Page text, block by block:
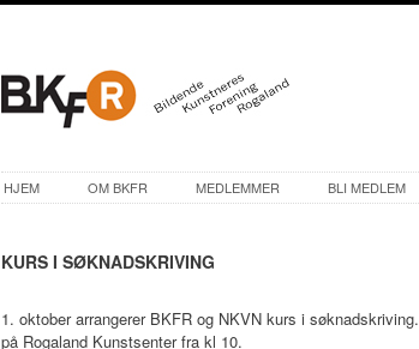
HJEM OM BKFR MEDLEMMER BLI MEDLEM
KURS I SØKNADSKRIVING
1. oktober arrangerer BKFR og NKVN kurs i søknadskriving.
på Rogaland Kunstsenter fra kl 10.